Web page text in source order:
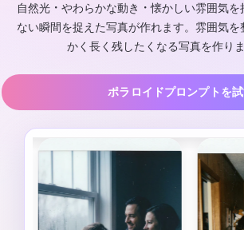
自然光・やわらかな動き・懐かしい雰囲気
ない瞬間を捉えた写真が作れます。雰囲気
かく長く残したくなる写真を作りま
ポラロイドプロンプトを